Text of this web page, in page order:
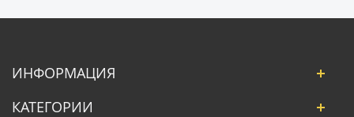
ИНФОРМАЦИЯ
КАТЕГОРИИ